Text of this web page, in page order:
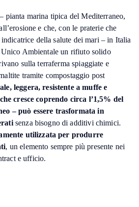
pianta marina tipica del Mediterraneo,
e che, con le praterie che
della salute dei mari – in Italia
Unico Ambientale un rifiuto solido
sulla terraferma spiaggiate e
tramite compostaggio post
leggera, resistente a muffe e
cresce coprendo circa l’1,5% del
– può essere trasformata in
senza bisogno di additivi chimici.
utilizzata per produrre
, un elemento sempre più presente nei
e ufficio.